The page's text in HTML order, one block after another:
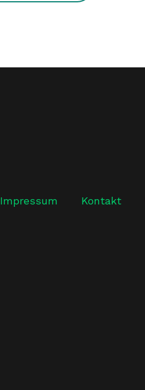
Impressum Kontakt